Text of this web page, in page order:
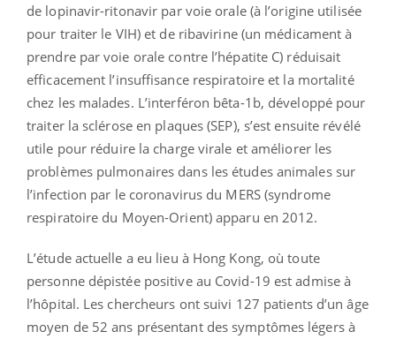
de lopinavir-ritonavir par voie orale (à l’origine utilisée
pour traiter le VIH) et de ribavirine (un médicament à
prendre par voie orale contre l’hépatite C) réduisait
efficacement l’insuffisance respiratoire et la mortalité
chez les malades. L’interféron bêta-1b, développé pour
traiter la sclérose en plaques (SEP), s’est ensuite révélé
utile pour réduire la charge virale et améliorer les
problèmes pulmonaires dans les études animales sur
l’infection par le coronavirus du MERS (syndrome
respiratoire du Moyen-Orient) apparu en 2012.
L’étude actuelle a eu lieu à Hong Kong, où toute
personne dépistée positive au Covid-19 est admise à
l’hôpital. Les chercheurs ont suivi 127 patients d’un âge
moyen de 52 ans présentant des symptômes légers à